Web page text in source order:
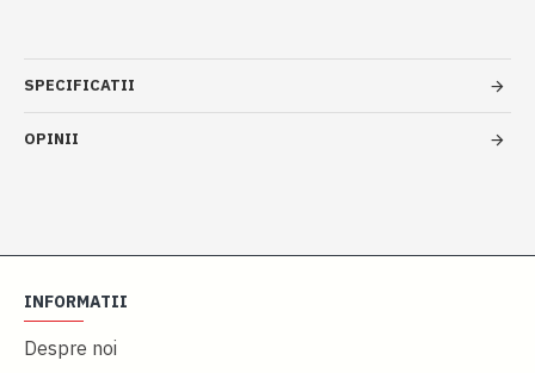
SPECIFICATII
OPINII
INFORMATII
Despre noi